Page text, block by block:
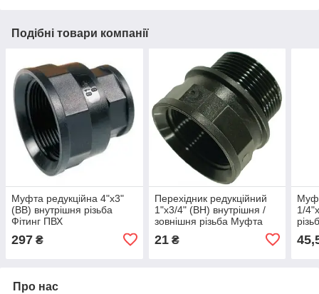
Подібні товари компанії
Муфта редукційна 4"х3"
(ВВ) внутрішня різьба
Фітинг ПВХ
297 ₴
Перехідник редукційний
1"х3/4" (ВН) внутрішня /
зовнішня різьба Муфта
21₴
1/
Про нас